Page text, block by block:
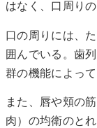
はなく、口周り
口の周りには、
囲んでいる。歯
群の機能によっ
また、唇や頬の
肉）の均衛のと